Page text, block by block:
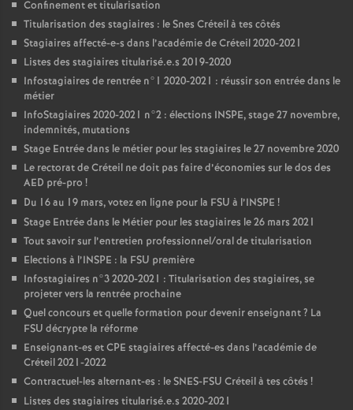
Confinement et titularisation
Titularisation des stagiaires : le Snes Créteil à tes côtés
Stagiaires affecté-e-s dans l’académie de Créteil 2020-2021
Listes des stagiaires titularisé.e.s 2019-2020
Infostagiaires de rentrée n°1 2020-2021 : réussir son entrée dans le
métier
InfoStagiaires 2020-2021 n°2 : élections INSPE, stage 27 novembre,
indemnités, mutations
Stage Entrée dans le métier pour les stagiaires le 27 novembre 2020
Le rectorat de Créteil ne doit pas faire d’économies sur le dos des
AED pré-pro !
Du 16 au 19 mars, votez en ligne pour la FSU à l’INSPE !
Stage Entrée dans le Métier pour les stagiaires le 26 mars 2021
Tout savoir sur l’entretien professionnel/oral de titularisation
Elections à l’INSPE : la FSU première
Infostagiaires n°3 2020-2021 : Titularisation des stagiaires, se
projeter vers la rentrée prochaine
Quel concours et quelle formation pour devenir enseignant? La
FSU décrypte la réforme
Enseignant-es etCPE stagiaires affecté-es dans l’académie de
Créteil 2021-2022
Contractuel-les alternant-es : leSNES-FSU Créteil à tes côtés !
Listes des stagiaires titularisé.e.s 2020-2021